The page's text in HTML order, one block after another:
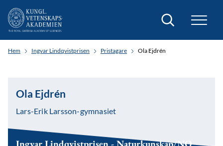
Sök
Hem Ingvar Lindqvistprisen Pristagare Ola Ejdrén
Ola Ejdrén
Lars-Erik Larsson-gymnasiet